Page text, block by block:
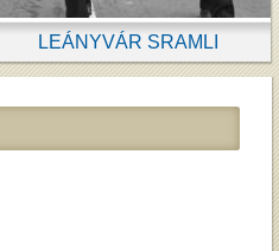
LEÁNYVÁR SRAMLI